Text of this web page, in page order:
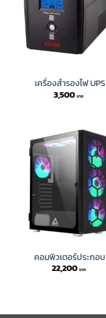
เครื่องสำรองไฟ UPS
3,500
คอมพิวเตอร์ประกอบ
22,200